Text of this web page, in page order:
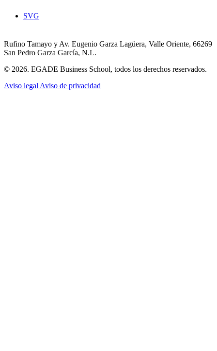
SVG
Rufino Tamayo y Av. Eugenio Garza Lagüera, Valle Oriente, 66269
San Pedro Garza García, N.L.
© 2026. EGADE Business School, todos los derechos reservados.
Aviso legal Aviso de privacidad